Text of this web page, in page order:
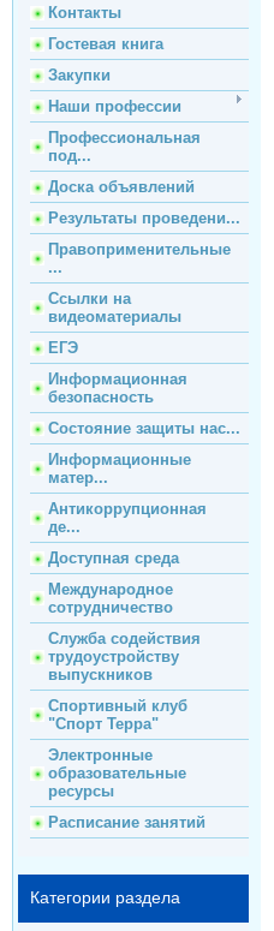
Контакты
Гостевая книга
Закупки
Наши профессии
Профессиональная
под...
Доска объявлений
Результаты проведени...
Правоприменительные
...
Ссылки на
видеоматериалы
ЕГЭ
Информационная
безопасность
Состояние защиты нас...
Информационные
матер...
Антикоррупционная
де...
Доступная среда
Международное
сотрудничество
Служба содействия
трудоустройству
выпускников
Спортивный клуб
"Спорт Терра"
Электронные
образовательные
ресурсы
Расписание занятий
Категории раздела